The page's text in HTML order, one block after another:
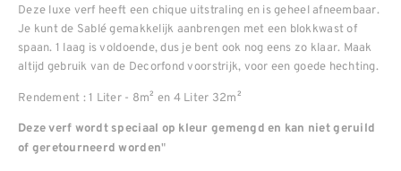
Deze luxe verf heeft een chique uitstraling en is geheel afneembaar.
Je kunt de Sablé gemakkelijk aanbrengen met een blokkwast of
spaan. 1 laag is voldoende, dus je bent ook nog eens zo klaar. Maak
altijd gebruik van de Decorfond voorstrijk, voor een goede hechting.
Rendement : 1 Liter - 8m² en 4 Liter 32m²
Deze verf wordt speciaal op kleur gemengd en kan niet geruild
of geretourneerd worden"